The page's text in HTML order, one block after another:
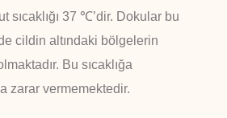
sıcaklığı 37 ℃’dir. Dokular bu
cildin altındaki bölgelerin
Bu sıcaklığa
zarar vermemektedir.